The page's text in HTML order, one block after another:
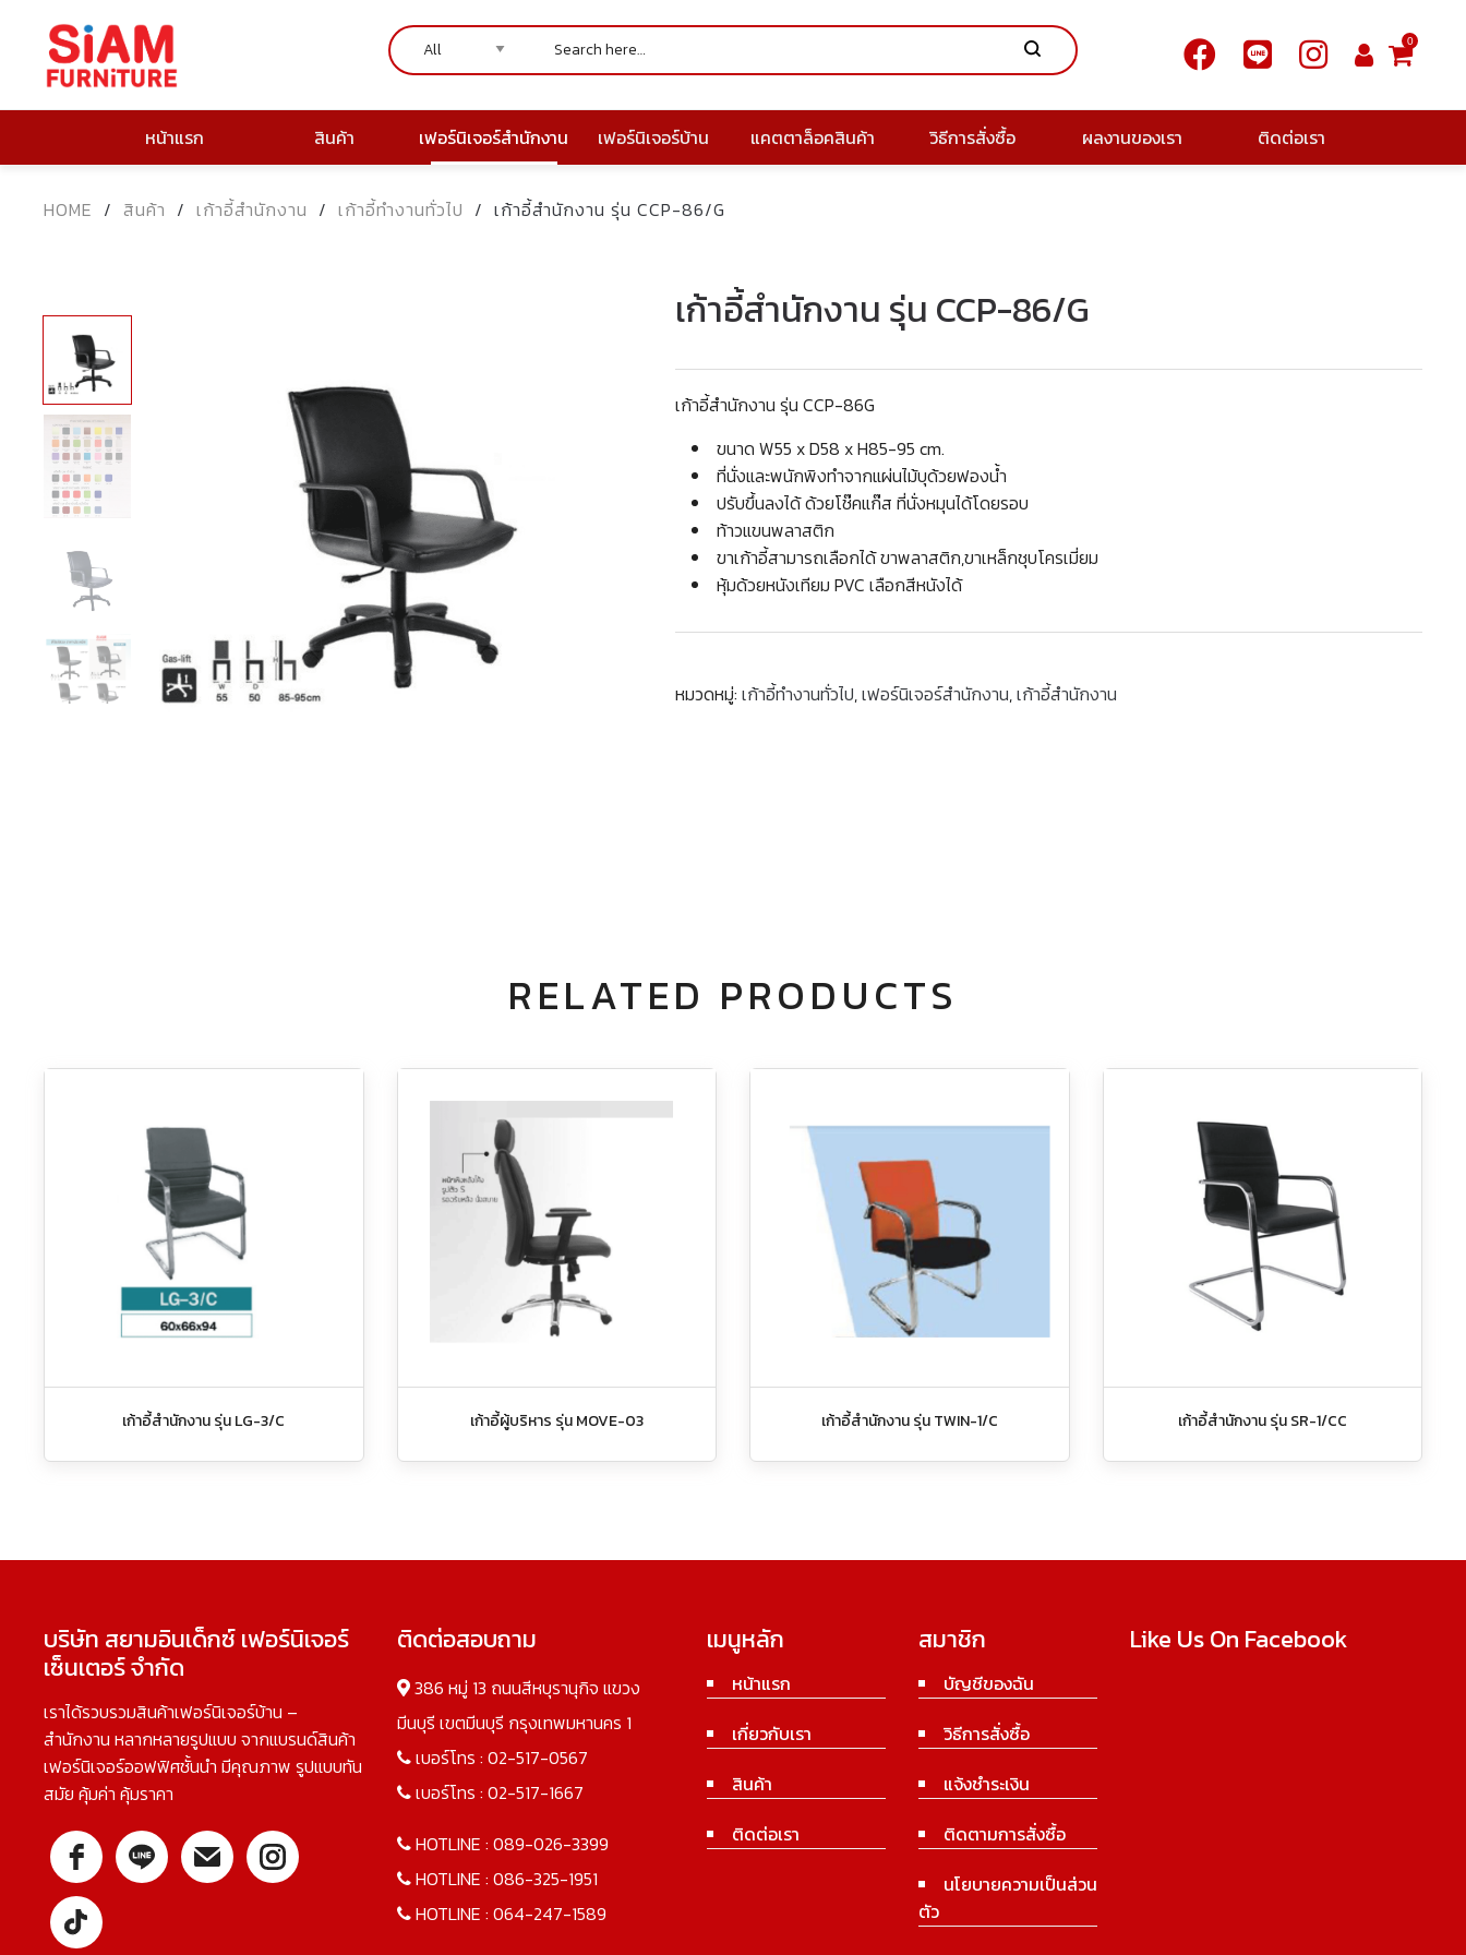
0
หน้าแรก สินค้า เฟอร์นิเจอร์สำนักงาน เฟอร์นิเจอร์บ้าน แคตตาล็อคสินค้า วิธีการสั่งซื้อ ผลงานของเรา ติดต่อเรา
HOME / สินค้า / เก้าอี้สำนักงาน / เก้าอี้ทำงานทั่วไป / เก้าอี้สำนักงาน รุ่น CCP-86/G
เก้าอี้สำนักงาน รุ่น CCP-86/G
เก้าอี้สำนักงาน รุ่น CCP-86G
ขนาด W55 x D58 x H85-95 cm.
ที่นั่งและพนักพิงทำจากแผ่นไม้บุด้วยฟองน้ำ
ปรับขึ้นลงได้ ด้วยโช๊คแก๊ส ที่นั่งหมุนได้โดยรอบ
ท้าวแขนพลาสติก
ขาเก้าอี้สามารถเลือกได้ ขาพลาสติก,ขาเหล็กชุบโครเมี่ยม
หุ้มด้วยหนังเทียม PVC เลือกสีหนังได้
หมวดหมู่:เก้าอี้ทำงานทั่วไป,เฟอร์นิเจอร์สำนักงาน,เก้าอี้สำนักงาน
RELATED PRODUCTS
เก้าอี้สำนักงาน รุ่น LG-3/C เก้าอี้ผู้บริหาร รุ่น MOVE-03 เก้าอี้สำนักงาน รุ่น TWIN-1/C เก้าอี้สำนักงาน รุ่น SR-1/CC
บริษัท สยามอินเด็กซ์ เฟอร์นิเจอร์
เซ็นเตอร์ จำกัด
เราได้รวบรวมสินค้าเฟอร์นิเจอร์บ้าน –
สำนักงาน หลากหลายรูปแบบ จากแบรนด์สินค้า
เฟอร์นิเจอร์ออฟฟิศชั้นนำ มีคุณภาพ รูปแบบทัน
สมัย คุ้มค่า คุ้มราคา
ติดต่อสอบถาม
386 หมู่ 13 ถนนสีหบุรานุกิจ แขวง
มีนบุรี เขตมีนบุรี กรุงเทพมหานคร 1
เบอร์โทร : 02-517-0567
เบอร์โทร : 02-517-1667
HOTLINE : 089-026-3399
HOTLINE : 086-325-1951
HOTLINE : 064-247-1589
เมนูหลัก
หน้าแรก
เกี่ยวกับเรา
สินค้า
ติดต่อเรา
สมาชิก
บัญชีของฉัน
วิธีการสั่งซื้อ
แจ้งชำระเงิน
ติดตามการสั่งซื้อ
นโยบายความเป็นส่วน
ตัว
Like Us On Facebook